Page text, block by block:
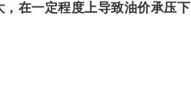
在一定程度上导致油价承压下